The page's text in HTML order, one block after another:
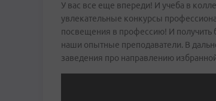
У вас все еще впереди! И учеба в
увлекательные конкурсы
посвещения в профессию! И получить
наши опытные преподаватели. В
заведения про направлению